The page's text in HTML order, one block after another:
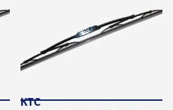
KTC